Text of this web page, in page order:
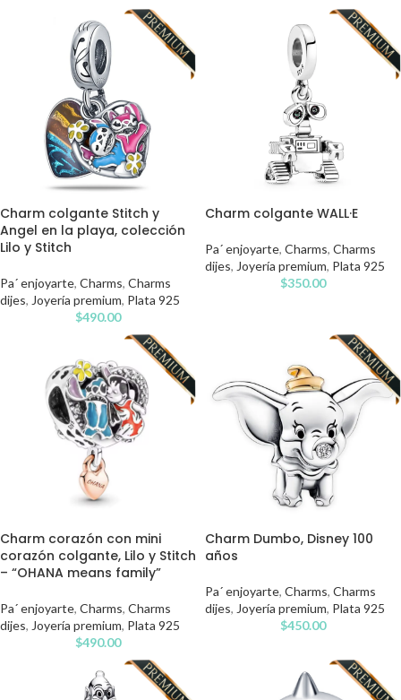
Charm colgante Stitch y
Angel en la playa, colección
Lilo y Stitch
Pa´ enjoyarte, Charms, Charms
dijes, Joyería premium, Plata 925
$490.00
Charm colgante WALL·E
Pa´ enjoyarte, Charms, Charms
dijes, Joyería premium, Plata 925
$350.00
Charm corazón con mini
corazón colgante, Lilo y Stitch
– “OHANA means family”
Pa´ enjoyarte, Charms, Charms
dijes, Joyería premium, Plata 925
$490.00
Charm Dumbo, Disney 100
años
Pa´ enjoyarte, Charms, Charms
dijes, Joyería premium, Plata 925
$450.00